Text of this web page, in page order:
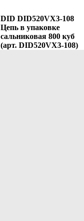
DID DID520VX3-108
Цепь в упаковке
сальниковая 800 куб
(арт. DID520VX3-108)